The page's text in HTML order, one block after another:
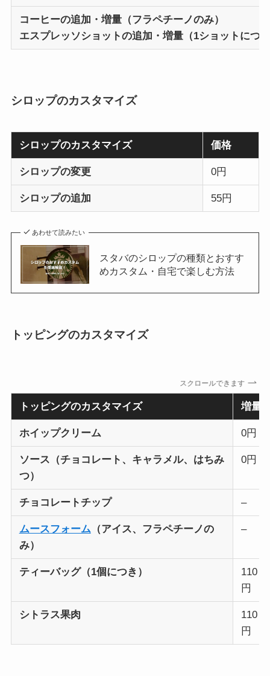
コーヒーの追加・増量（フラペチーノのみ）
エスプレッソショットの追加・増量（1ショットにつ
シロップのカスタマイズ
シロップのカスタマイズ 価格
シロップの変更 0円
シロップの追加 55円
あわせて読みたい
スタバのシロップの種類とおすす
めカスタム・自宅で楽しむ方法
トッピングのカスタマイズ
スクロールできます
トッピングのカスタマイズ 増量
ホイップクリーム 0円
ソース（チョコレート、キャラメル、はちみ
つ）
0円
チョコレートチップ –
ムースフォーム（アイス、フラペチーノの
み）
–
ティーバッグ（1個につき）
110
円
シトラス果肉
110
円